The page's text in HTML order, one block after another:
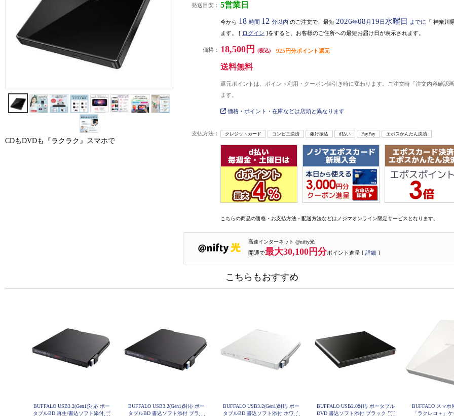
CDもDVDも『ラクラク』スマホで
発送目安： 5営業日
今から 18 時間 12 分以内 のご注文で、最短 2026年08 月 19日 水曜日 までに 「 神奈川
ます。 [ ログイン ]をすると、お客様のご住所への最短お届け日が表示されます。
価格： 18,500円 (税込) 925円分ポイント還元
送料無料
還元ポイントは、ポイント利用・クーポン値引き時に変わります。ご注文時「注文内容確認
ます。
価格・ポイント・在庫などは店頭と異なります
支払方法： クレジットカード コンビニ決済 銀行振込 d払い PayPay エポスかんたん決済
こちらの商品の価格・お支払方法・配送方法などはノジマオンライン限定サービスとなります。
高速インターネット @nifty光
開通で最大30,100円分ポイント進呈 [ 詳細 ]
こちらもおすすめ
BUFFALO USB3.2(Gen1)対応 ポー
タブルBD 再生/書込ソフト添付 ブ
BUFFALO USB3.2(Gen1)対応 ポー
タブルBD 書込ソフト添付 ブラッ
BUFFALO USB3.2(Gen1)対応 ポー
タブルBD 書込ソフト添付 ホワイ
BUFFALO USB2.0対応 ポータブル
DVD 書込ソフト添付 ブラック DV
BUFFALO スマホ
「ラクレコ＋」